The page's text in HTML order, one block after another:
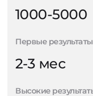
1000-5000
Первые результаты
2-3 мес
Высокие